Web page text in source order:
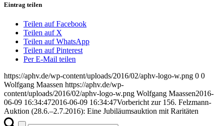
Eintrag teilen
Teilen auf Facebook
Teilen auf X
Teilen auf WhatsApp
Teilen auf Pinterest
Per E-Mail teilen
https://aphv.de/wp-content/uploads/2016/02/aphv-logo-w.png 0 0
Wolfgang Maassen https://aphv.de/wp-
content/uploads/2016/02/aphv-logo-w.png Wolfgang Maassen2016-
06-09 16:34:472016-06-09 16:34:47Vorbericht zur 156. Felzmann-
Auktion (28.6.–2.7.2016): Eine Jubiläumsauktion mit Raritäten